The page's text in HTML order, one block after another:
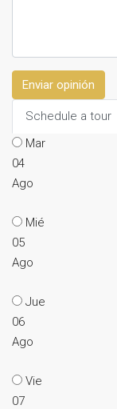
Enviar opinión
Schedule a tour
Mar
04
Ago
Mié
05
Ago
Jue
06
Ago
Vie
07